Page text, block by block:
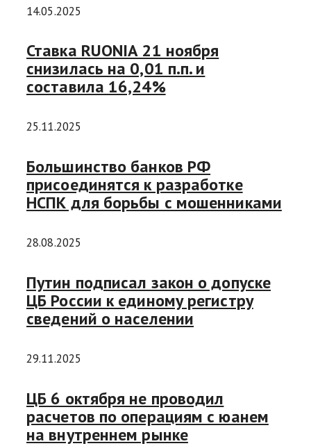
14.05.2025
Ставка RUONIA 21 ноября
снизилась на 0,01 п.п. и
составила 16,24%
25.11.2025
Большинство банков РФ
присоединятся к разработке
НСПК для борьбы с мошенниками
28.08.2025
Путин подписал закон о допуске
ЦБ России к единому регистру
сведений о населении
29.11.2025
ЦБ 6 октября не проводил
расчетов по операциям с юанем
на внутреннем рынке